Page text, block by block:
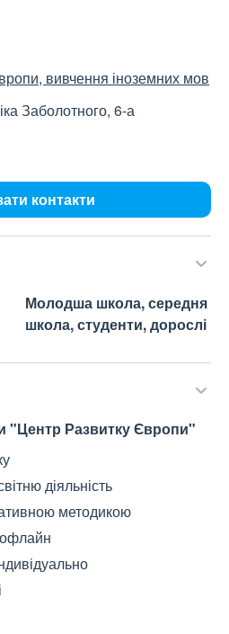
вивчення іноземних мов
Заболотного, 6-а
контакти
Молодша школа, середня
школа, студенти, дорослі
"Центр Развитку Європи"
діяльність
методикою